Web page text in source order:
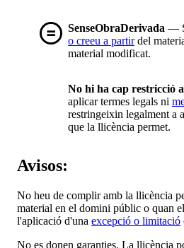
SenseObraDerivada —
o creeu a partirdel
material modificat.
No hi ha cap restricció
aplicar termes legals ni
restringeixin legalment a
que la llicència permet.
Avisos:
No heu de complir amb la llicència
material en el domini públic o quan
l'aplicació d'una excepció o limitació
No es donen garanties. La llicència